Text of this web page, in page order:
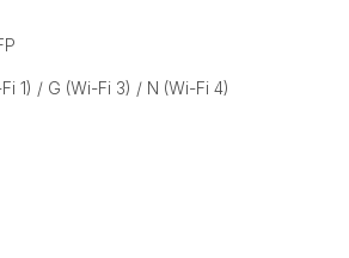
1) / G (Wi-Fi 3) / N (Wi-Fi 4)